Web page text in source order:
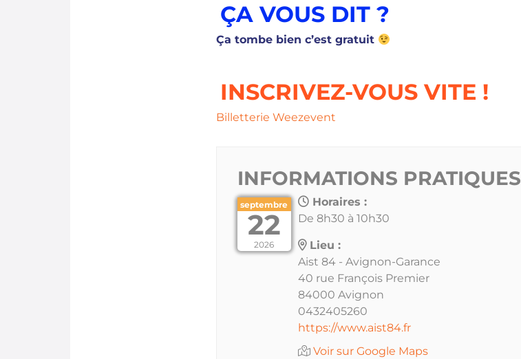
ÇA VOUS DIT ?
Ça tombe bien c’est gratuit
INSCRIVEZ-VOUS VITE !
Billetterie Weezevent
INFORMATIONS PRATIQUES
septembre
22
2026
Horaires :
De 8h30 à 10h30
Lieu :
Aist 84 - Avignon-Garance
40 rue François Premier
84000 Avignon
0432405260
https://www.aist84.fr
Voir sur Google Maps